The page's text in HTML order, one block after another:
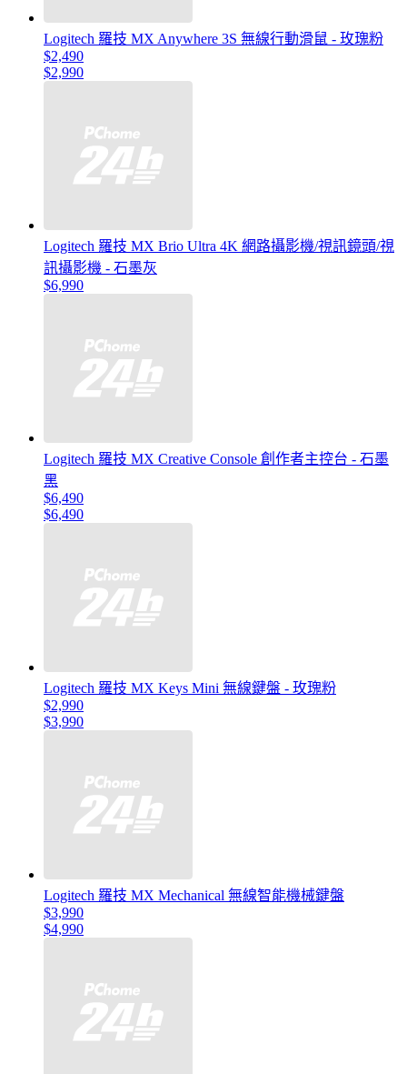
Logitech 羅技 MX Anywhere 3S 無線行動滑鼠 - 玫瑰粉
$2,490
$2,990
Logitech 羅技 MX Brio Ultra 4K 網路攝影機/視訊鏡頭/視
訊攝影機 - 石墨灰
$6,990
Logitech 羅技 MX Creative Console 創作者主控台 - 石墨
黑
$6,490
$6,490
Logitech 羅技 MX Keys Mini 無線鍵盤 - 玫瑰粉
$2,990
$3,990
Logitech 羅技 MX Mechanical 無線智能機械鍵盤
$3,990
$4,990